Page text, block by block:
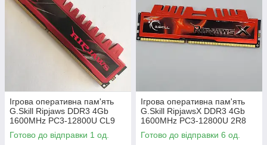
Ігрова оперативна пам'ять
G.Skill Ripjaws DDR3 4Gb
1600MHz PC3-12800U CL9
(F3-12800CL9Q-16GBRL) Б/В
Готово до відправки 1 од.
Ігрова оперативна пам'ять
G.Skill RipjawsX DDR3 4Gb
1600MHz PC3-12800U 2R8
CL9 (F3-12800CL9D-8GBXL)
Б/В
Готово до відправки 6 од.